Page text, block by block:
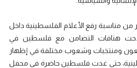
من مناسبة رفع الأعلام الفلسطينية داخل
هتافات التضامن مع فلسطين في
ومنتخبات وشعوب مختلفة في إظهار
حتى غدت فلسطين حاضرة في محفل